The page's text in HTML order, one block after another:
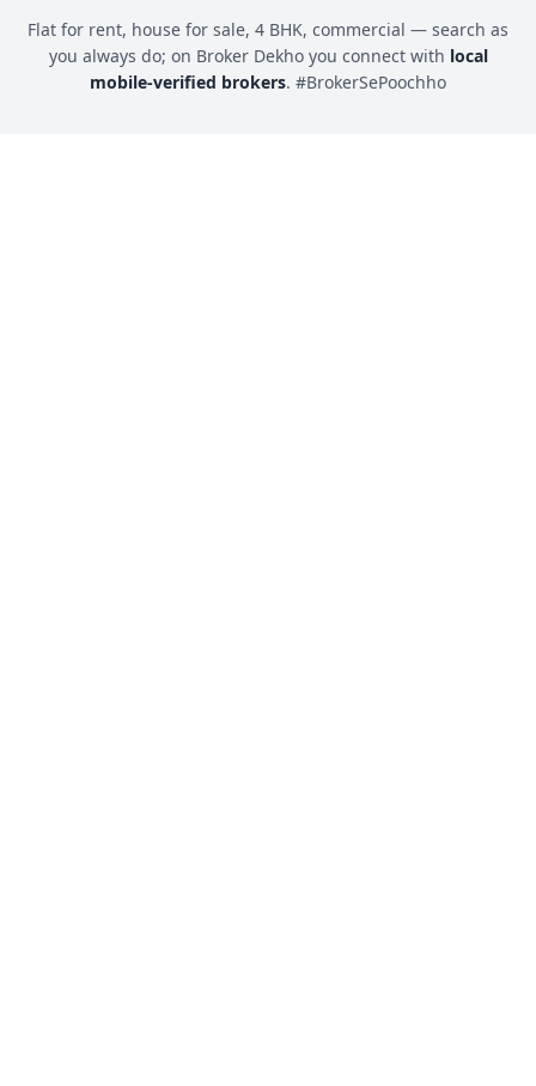
Flat for rent, house for sale, 4 BHK, commercial — search as
you always do; on Broker Dekho you connect with local
mobile-verified brokers. #BrokerSePoochho